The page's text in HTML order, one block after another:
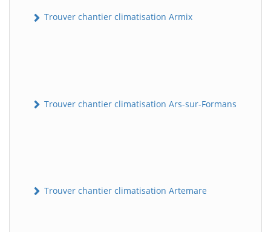
Trouver chantier climatisation Armix
Trouver chantier climatisation Ars-sur-Formans
Trouver chantier climatisation Artemare